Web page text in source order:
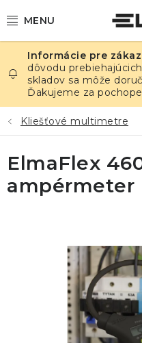
na
ELEKTRINA
TEPLOTA A VLHKOSŤ
TLAK A ÚNIKY
ZÁZNAMNÍKY
KONTAKTY
dôvodu
skladov sa môže
Ďakujeme za
Kliešťové multimetre
ElmaFlex
ampérmeter